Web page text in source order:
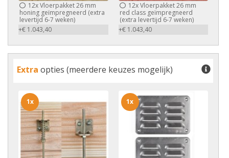
12xVloerpakket 26 mm
honing geïmpregneerd (extra
levertijd 6-7 weken)
+€ 1.043,40
12xVloerpakket 26 mm
red class geïmpregneerd
(extra levertijd 6-7 weken)
+€ 1.043,40
Extra opties (meerdere keuzes mogelijk)
1x 1x